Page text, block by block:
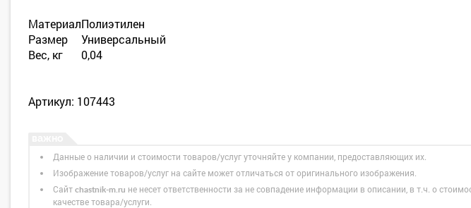
МатериалПолиэтилен
Размер
Универсальный
Вес, кг
0,04
Артикул: 107443
Данные о наличии и стоимости товаров/услуг уточняйте у компании, предоставляющих их.
Изображение товаров/услуг на сайте может отличаться от оригинального изображения.
Сайт chastnik-m.ru не несет ответственности за не совпадение информации в описании, в т.ч. о
качестве товара/услуги.